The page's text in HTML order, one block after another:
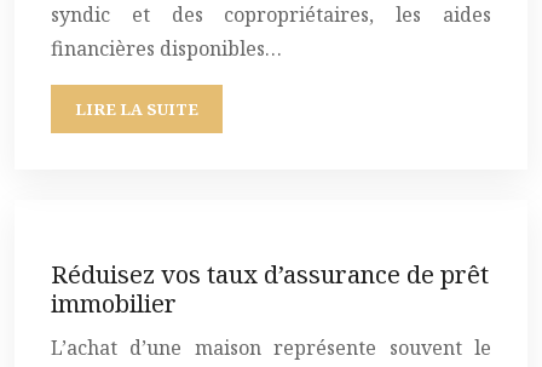
syndic et des copropriétaires, les aides
financières disponibles…
LIRE LA SUITE
Réduisez vos taux d’assurance de prêt
immobilier
L’achat d’une maison représente souvent le